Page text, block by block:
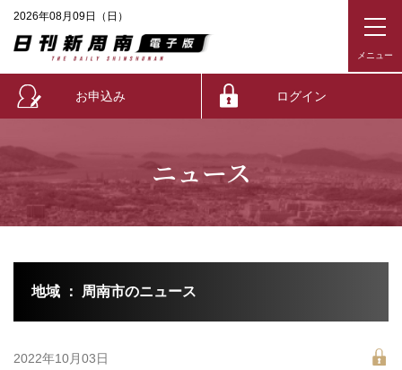
2026年08月09日（日）
お申込み ログイン
ニュース
地域 ： 周南市のニュース
2022年10月03日